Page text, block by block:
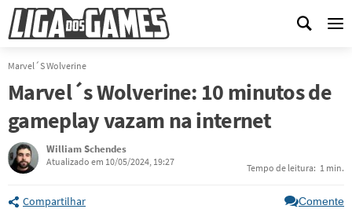
Marvel´s Wolverine
Marvel´s Wolverine: 10 minutos de
gameplay vazam na internet
William Schendes
Atualizado em 10/05/2024, 19:27
Tempo de leitura: 1 min.
Compartilhar Comente